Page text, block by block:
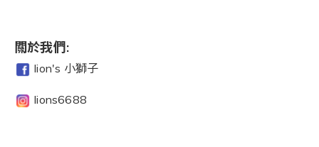
關於我們:
lion's 小獅子
lions6688